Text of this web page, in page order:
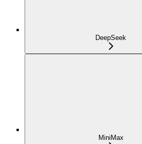
DeepSeek
MiniMax